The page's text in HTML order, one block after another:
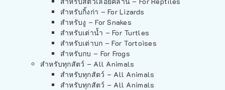
สำหรับกิ้งก่า – For Lizards
สำหรับงู – For Snakes
สำหรับเต่าน้ำ – For Turtles
สำหรับเต่าบก – For Tortoises
สำหรับกบ – For Frogs
สำหรับทุกสัตว์ – All Animals
สำหรับทุกสัตว์ – All Animals
สำหรับทุกสัตว์ – All Animals